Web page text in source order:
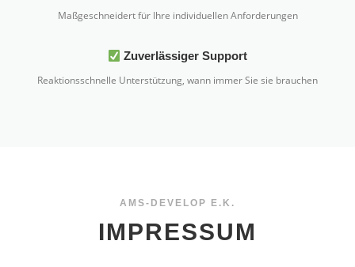
Maßgeschneidert für Ihre individuellen Anforderungen
Zuverlässiger Support
Reaktionsschnelle Unterstützung, wann immer Sie sie brauchen
AMS-DEVELOP E.K.
IMPRESSUM